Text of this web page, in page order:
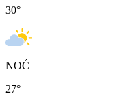
30°
NOĆ
27°